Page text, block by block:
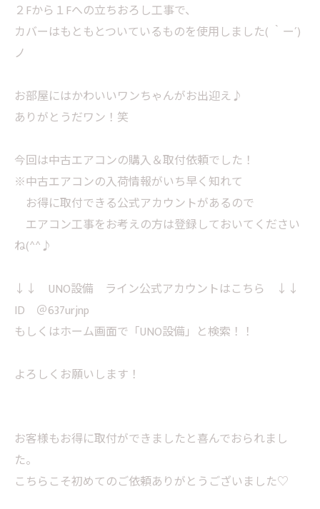
２Fから１Fへの立ちおろし工事で、
カバーはもともとついているものを使用しました( ｀ー´)
ノ
お部屋にはかわいいワンちゃんがお出迎え♪
ありがとうだワン！笑
今回は中古エアコンの購入＆取付依頼でした！
※中古エアコンの入荷情報がいち早く知れて
お得に取付できる公式アカウントがあるので
エアコン工事をお考えの方は登録しておいてください
ね(^^♪
↓↓ UNO設備 ライン公式アカウントはこちら ↓↓
ID ＠637urjnp
もしくはホーム画面で「UNO設備」と検索！！
よろしくお願いします！
お客様もお得に取付ができましたと喜んでおられまし
た。
こちらこそ初めてのご依頼ありがとうございました♡